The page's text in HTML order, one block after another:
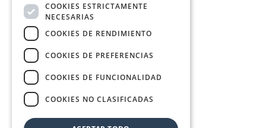
COOKIES ESTRICTAMENTE
NECESARIAS
COOKIES DE RENDIMIENTO
COOKIES DE PREFERENCIAS
COOKIES DE FUNCIONALIDAD
COOKIES NO CLASIFICADAS